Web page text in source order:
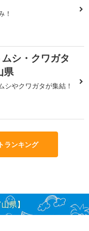
！
シ・クワガタ
県
シやクワガタが集結！
ランキング
県】